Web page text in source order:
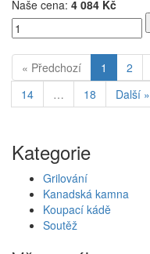
Naše cena: 4 084 Kč
« Předchozí 1 2
14
… 18 Další »
Kategorie
Grilování
Kanadská kamna
Koupací kádě
Soutěž